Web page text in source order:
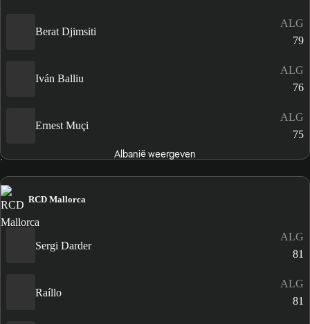
Berat Djimsiti
ALG
79
Iván Balliu
ALG
76
Ernest Muçi
ALG
75
Albanië weergeven
RCD Mallorca
Sergi Darder
ALG
81
Raíllo
ALG
81